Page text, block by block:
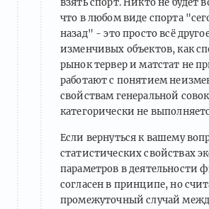
взять спорт. Никто не будет
что в любом виде спорта
назад" - это просто всё
изменчивых объектов, как
рынок тервер и матстат не
работают с понятием
свойствам генеральной
категорически не
Если вернуться к вашему
статистических свойствах
параметров в деятельности
согласен в принципе, но
промежуточный случай